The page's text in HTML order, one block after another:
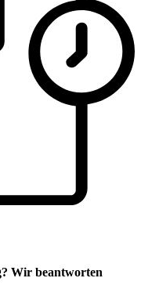
Wir beantworten